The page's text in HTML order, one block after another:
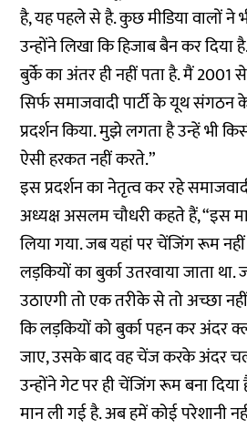
है, यह पहले से है. कुछ मीडिया वालों ने
उन्होंने लिखा कि हिजाब बैन कर दिया
बुर्के का अंतर ही नहीं पता है. मैं 2001
सिर्फ समाजवादी पार्टी के यूथ
प्रदर्शन किया. मुझे लगता है उन्हें भी
ऐसी हरकत नहीं करते.”
इस प्रदर्शन का नेतृत्व कर रहे
अध्यक्ष असलम चौधरी कहते हैं, “इस
लिया गया. जब यहां पर चेंजिंग रूम
लड़कियों का बुर्का उतरवाया जाता
उठाएगी तो एक तरीके से तो अच्छा
कि लड़कियों को बुर्का पहन कर अंदर
जाए, उसके बाद वह चेंज करके अंदर
उन्होंने गेट पर ही चेंजिंग रूम बना दिया
मान ली गई है. अब हमें कोई परेशानी